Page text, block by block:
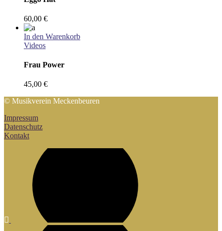
60,00 €
In den Warenkorb
Videos
Frau Power
45,00 €
© Musikverein Meckenbeuren
Impressum
Datenschutz
Kontakt